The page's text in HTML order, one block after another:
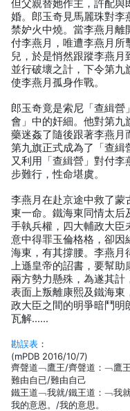
但父親替她作主，許配與
婚。郎玉奇見馬麗珠對李
禁妒火中燒。當李燕月離
付李燕月，唯遭李燕月所
兒，於是悄然跟蹤李燕月
並行破壞之計，下令第九
使李燕月孤身作戰。
郎玉奇竟是索尼「查緝營
會」中的奸細。他對第九
藥迷姦了隨後跟著李燕月
第九旗正式成為了「查緝
又利用「查緝營」對付李
步難行，性命堪虞。
李燕月在赴京途中救了蒙
東一命。鐵海東同情太后
手執兵權，四大輔政大臣
意中得罪玉倫格格，卻因
海東，有其撐腰。李燕月
上遜皇帝的詔書，要幫助
兩方勢力懸殊，為遂其計
表面上叛離康熙及鐵海東
政大臣之間的明爭暗鬥明
瓦解……
勘誤表 ：
(mPDB 2016/10/7)
齊聲道﹁鷹王/齊聲道：﹁鷹王
難由自已/難由自己
鐵王道﹁我就/鐵王道：﹁我
我的意恩。/我的意思。